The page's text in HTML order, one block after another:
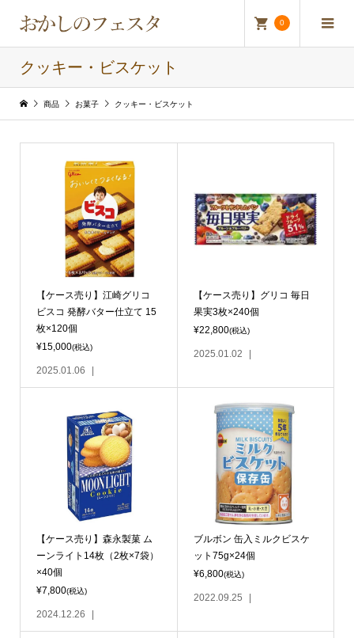
0
クッキー・ビスケット
商品 お菓子 クッキー・ビスケット
【ケース売り】江崎グリコ
ビスコ 発酵バター仕立て 15
枚×120個
¥15,000(税込)
2025.01.06
【ケース売り】グリコ 毎日
果実3枚×240個
¥22,800(税込)
2025.01.02
【ケース売り】森永製菓 ム
ーンライト14枚（2枚×7袋）
×40個
¥7,800(税込)
2024.12.26
ブルボン 缶入ミルクビスケ
ット75g×24個
¥6,800(税込)
2022.09.25